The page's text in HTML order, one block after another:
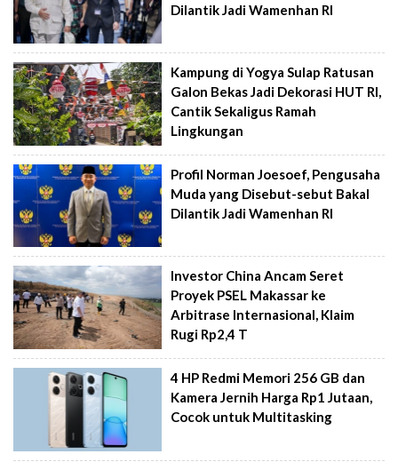
Dilantik Jadi Wamenhan RI
Kampung di Yogya Sulap Ratusan
Galon Bekas Jadi Dekorasi HUT RI,
Cantik Sekaligus Ramah
Lingkungan
Profil Norman Joesoef, Pengusaha
Muda yang Disebut-sebut Bakal
Dilantik Jadi Wamenhan RI
Investor China Ancam Seret
Proyek PSEL Makassar ke
Arbitrase Internasional, Klaim
Rugi Rp2,4 T
4 HP Redmi Memori 256 GB dan
Kamera Jernih Harga Rp1 Jutaan,
Cocok untuk Multitasking